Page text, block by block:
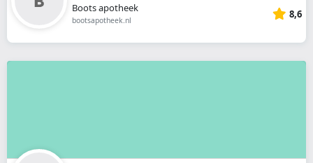
Boots apotheek
bootsapotheek.nl 8,6